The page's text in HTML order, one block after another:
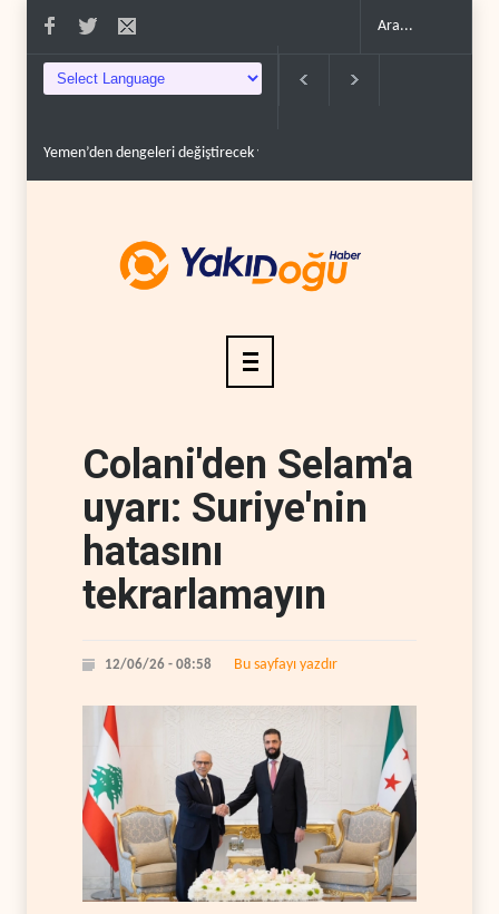
Yemen’den dengeleri değiştirecek yeni askeri denklem..
Colani'den Selam'a
uyarı: Suriye'nin
hatasını
tekrarlamayın
12/06/26 - 08:58 Bu sayfayı yazdır